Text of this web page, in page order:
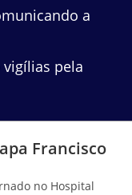
a
pela
Francisco
no Hospital